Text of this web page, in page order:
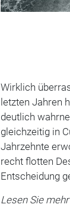
Wirklich
letzten Jahren
deutlich
gleichzeitig in
Jahrzehnte
recht flotten
Entscheidung
Lesen Sie mehr